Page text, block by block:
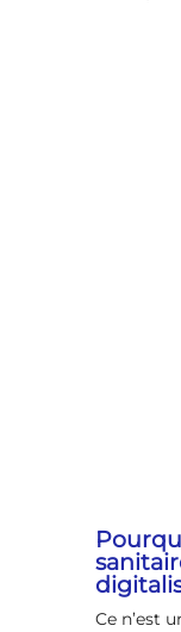
Ce n’est